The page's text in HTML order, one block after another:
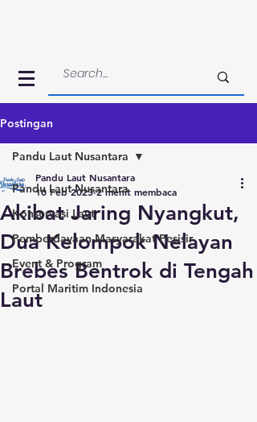
Postingan
Pandu Laut Nusantara
Konservasi Laut
Pemberdayaan Masyarakat Pesisir
Event & Program
Portal Maritim Indonesia
Pandu Laut Nusantara
Akibat Jaring Nyangkut,
Dua Kelompok Nelayan
Brebes Bentrok di Tengah
Laut
Pandu Laut Nusantara
10 Feb 2023 2 menit membaca